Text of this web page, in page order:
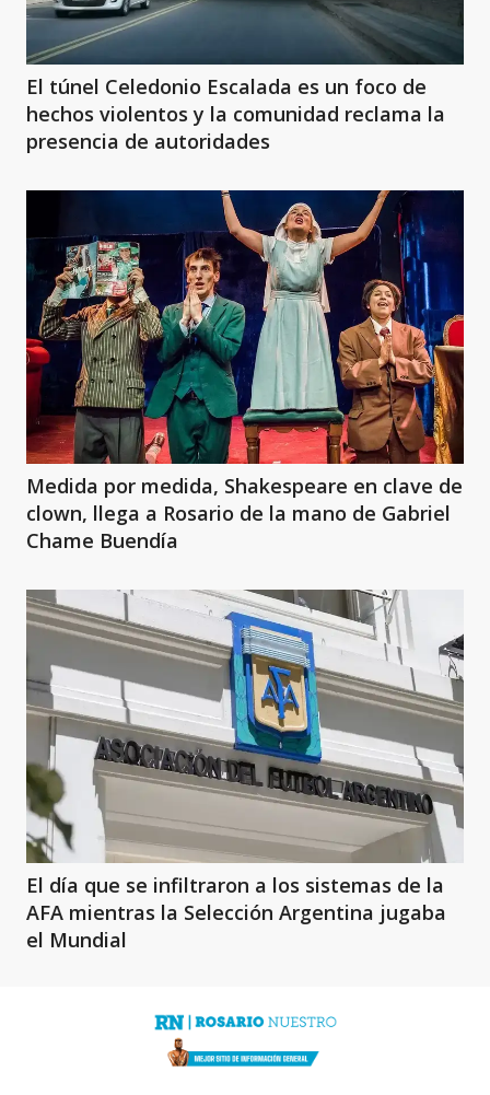
El túnel Celedonio Escalada es un foco de
hechos violentos y la comunidad reclama la
presencia de autoridades
Medida por medida, Shakespeare en clave de
clown, llega a Rosario de la mano de Gabriel
Chame Buendía
El día que se infiltraron a los sistemas de la
AFA mientras la Selección Argentina jugaba
el Mundial